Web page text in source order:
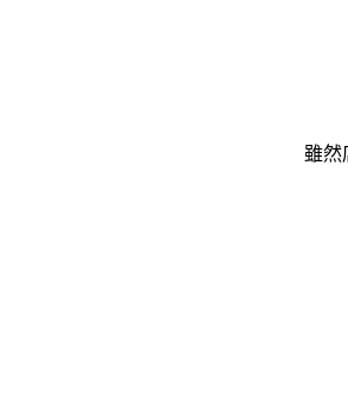
雖然